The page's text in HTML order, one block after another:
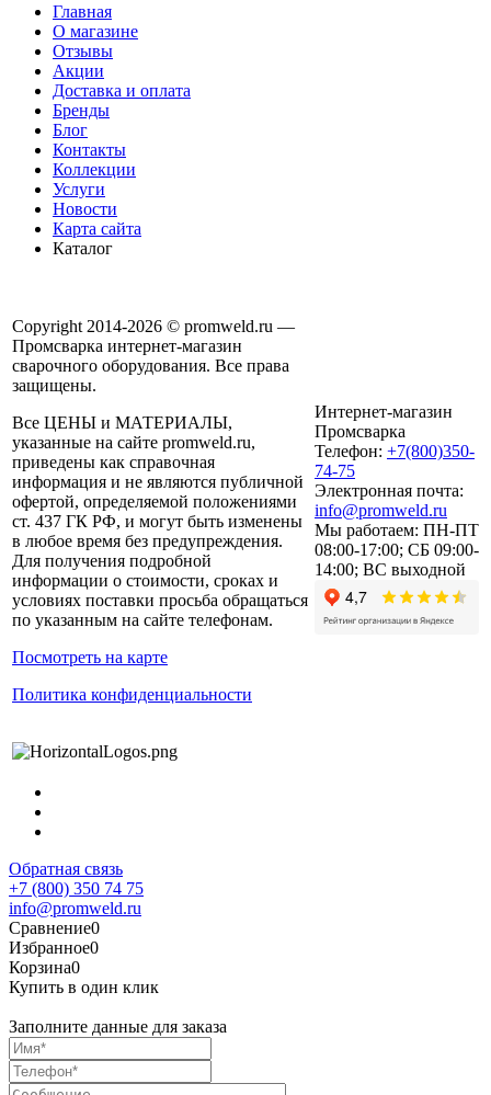
Главная
О магазине
Отзывы
Акции
Доставка и оплата
Бренды
Блог
Контакты
Коллекции
Услуги
Новости
Карта сайта
Каталог
Copyright 2014-2026 © promweld.ru —
Промсварка интернет-магазин
сварочного оборудования. Все права
защищены.
Все ЦЕНЫ и МАТЕРИАЛЫ,
указанные на сайте promweld.ru,
приведены как справочная
информация и не являются публичной
офертой, определяемой положениями
ст. 437 ГК РФ, и могут быть изменены
в любое время без предупреждения.
Для получения подробной
информации о стоимости, сроках и
условиях поставки просьба обращаться
по указанным на сайте телефонам.
Посмотреть на карте
Политика конфиденциальности
Интернет-магазин
Промсварка
Телефон: +7(800)350-
74-75
Электронная почта:
info@promweld.ru
Мы работаем: ПН-ПТ
08:00-17:00; СБ 09:00-
14:00; ВС выходной
Обратная связь
+7 (800) 350 74 75
info@promweld.ru
Сравнение0
Избранное0
Корзина0
Купить в один клик
Заполните данные для заказа